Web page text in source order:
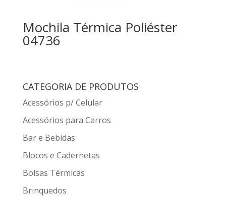
Mochila Térmica Poliéster
04736
CATEGORIA DE PRODUTOS
Acessórios p/ Celular
Acessórios para Carros
Bar e Bebidas
Blocos e Cadernetas
Bolsas Térmicas
Brinquedos